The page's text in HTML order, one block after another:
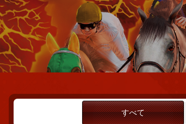
すべて